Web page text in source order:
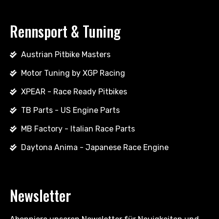
Rennsport & Tuning
Austrian Pitbike Masters
Motor Tuning by XGP Racing
XPEAR - Race Ready Pitbikes
TB Parts - US Engine Parts
MB Factory - Italian Race Parts
Daytona Anima - Japanese Race Engine
Newsletter